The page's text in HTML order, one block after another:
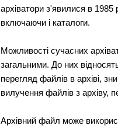
архіватори з'явилися в
включаючи і каталоги.
Можливості сучасних
загальними. До них
перегляд файлів в архіві,
вилучення файлів з архіву,
Архівний файл може